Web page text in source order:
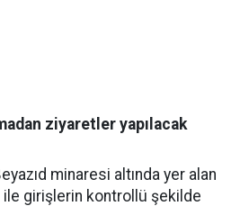
ziyaretler yapılacak
minaresi altında yer alan
ile girişlerin kontrollü şekilde